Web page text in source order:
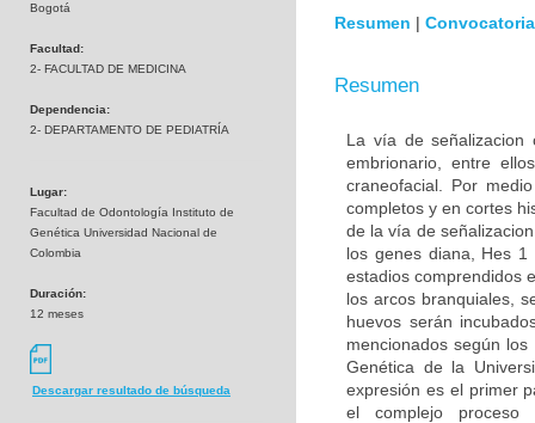
Bogotá
Facultad:
2- FACULTAD DE MEDICINA
Dependencia:
2- DEPARTAMENTO DE PEDIATRÍA
Lugar:
Facultad de Odontología Instituto de
Genética Universidad Nacional de
Colombia
Duración:
12 meses
Descargar resultado de búsqueda
Resumen | Convocatoria
Resumen
La vía de señalizacion
embrionario, entre
craneofacial. Por
completos y en cortes
de la vía de
los genes diana, Hes
estadios comprendidos
los arcos branquiales,
huevos serán
mencionados según
Genética de la
expresión es el primer
el complejo proceso